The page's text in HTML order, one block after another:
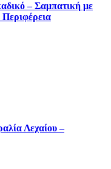
– Σαμπατική με
Λεχαίου –